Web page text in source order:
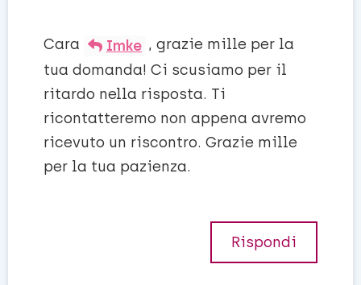
Cara Imke , grazie mille per la
tua domanda! Ci scusiamo per il
ritardo nella risposta. Ti
ricontatteremo non appena avremo
ricevuto un riscontro. Grazie mille
per la tua pazienza.
Rispondi